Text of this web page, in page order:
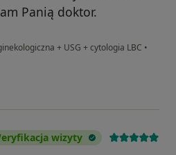
Panią doktor.
+ USG + cytologia LBC •
wizyty